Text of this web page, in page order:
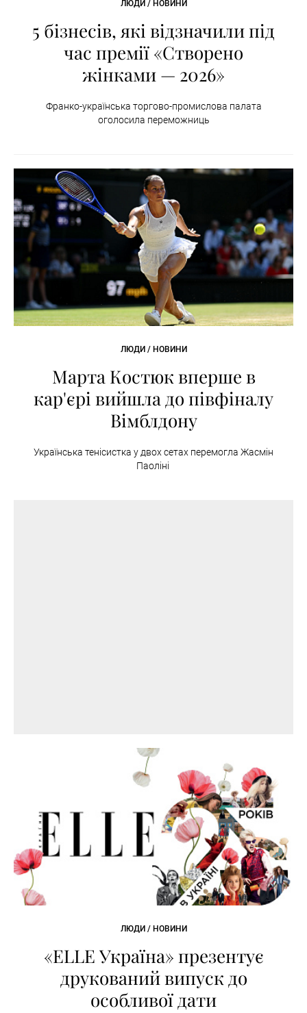
ЛЮДИ / НОВИНИ
5 бізнесів, які відзначили під
час премії «Створено
жінками — 2026»
Франко-українська торгово-промислова палата
оголосила переможниць
ЛЮДИ / НОВИНИ
Марта Костюк вперше в
кар'єрі вийшла до півфіналу
Вімблдону
Українська тенісистка у двох сетах перемогла Жасмін
Паоліні
ЛЮДИ / НОВИНИ
«ELLE Україна» презентує
друкований випуск до
особливої дати